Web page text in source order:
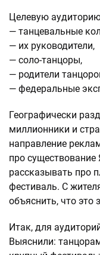
Целевую
— танцевальные
— их руководители,
— соло-танцоры,
— родители
— федеральные
Географически
миллионники и
направление
про
рассказывать про
фестиваль. С
объяснить, что это
Итак, для
Выяснили: